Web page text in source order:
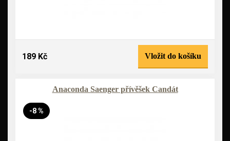
189 Kč Vložit do košíku
Anaconda Saenger přívěšek Candát
-8 %